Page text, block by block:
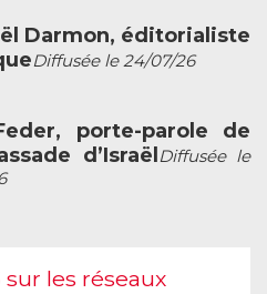
Darmon, éditorialiste
Diffusée le 24/07/26
porte-parole de
d’IsraëlDiffusée le
sur les réseaux